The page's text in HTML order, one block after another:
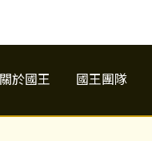
關於國王 國王團隊